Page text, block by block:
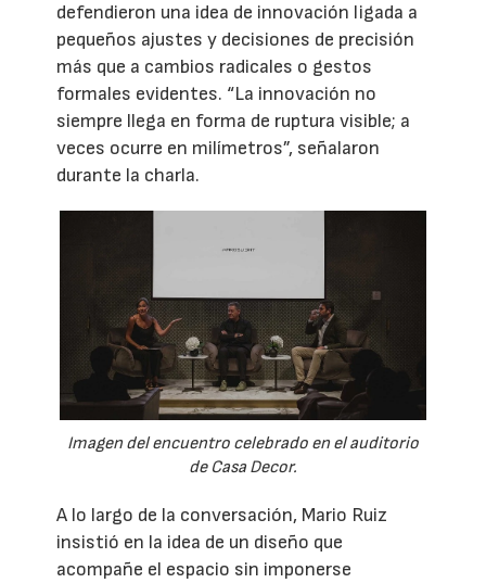
defendieron una idea de innovación ligada a
pequeños ajustes y decisiones de precisión
más que a cambios radicales o gestos
formales evidentes. “La innovación no
siempre llega en forma de ruptura visible; a
veces ocurre en milímetros”, señalaron
durante la charla.
Imagen del encuentro celebrado en el auditorio
de Casa Decor.
A lo largo de la conversación, Mario Ruiz
insistió en la idea de un diseño que
acompañe el espacio sin imponerse